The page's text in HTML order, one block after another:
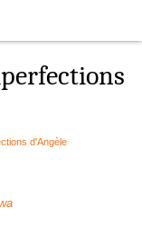
d'Angèle